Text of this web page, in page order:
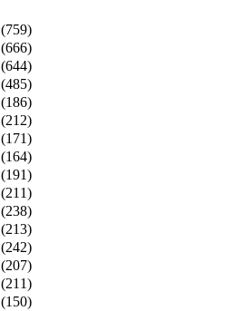
(759)
(666)
(644)
(485)
(186)
(212)
(171)
(164)
(191)
(211)
(238)
(213)
(242)
(207)
(211)
(150)